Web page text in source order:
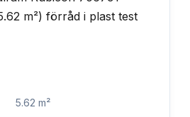
5.62 m²